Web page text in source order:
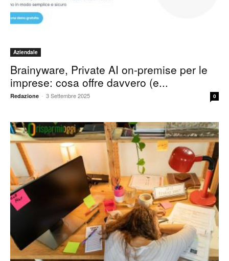
Aziendale
Brainyware, Private AI on-premise per le
imprese: cosa offre davvero (e...
Redazione - 3 Settembre 2025 0